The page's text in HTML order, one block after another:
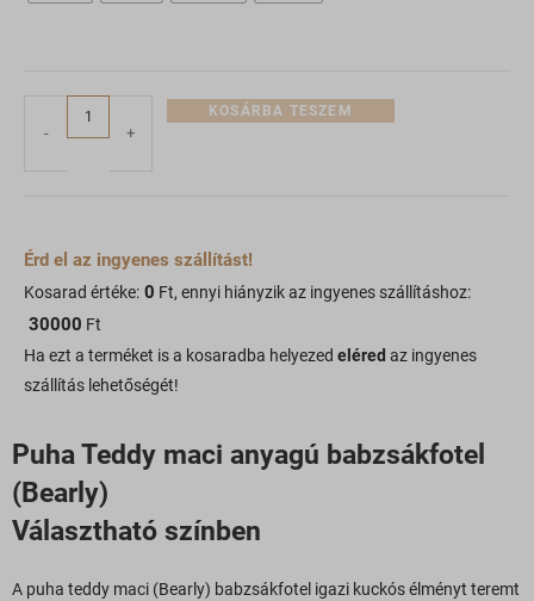
- +
KOSÁRBA TESZEM
Érd el az ingyenes szállítást!
Kosarad értéke: 0 Ft, ennyi hiányzik az ingyenes szállításhoz:
30000 Ft
Ha ezt a terméket is a kosaradba helyezed eléred az ingyenes
szállítás lehetőségét!
Puha Teddy maci anyagú babzsákfotel
(Bearly)
Választható színben
A puha teddy maci (Bearly) babzsákfotel igazi kuckós élményt teremt